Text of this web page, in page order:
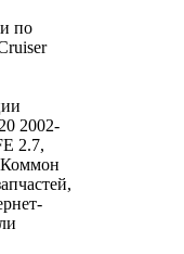
по
2002-
2.7,